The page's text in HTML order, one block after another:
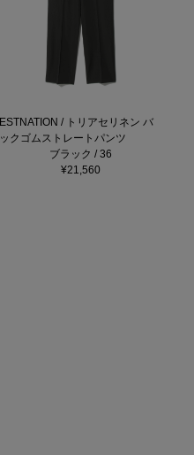
ESTNATION / トリアセリネン バ
ックゴムストレートパンツ
ブラック / 36
¥21,560